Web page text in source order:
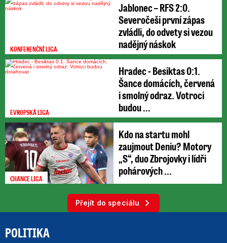
KONFERENČNÍ LIGA
Jablonec – RFS 2:0.
Severočeši první zápas
zvládli, do odvety si vezou
nadějný náskok
EVROPSKÁ LIGA
Hradec - Besiktas 0:1.
Šance domácích, červená
i smolný odraz. Votroci
budou ...
CHANCE LIGA
Kdo na startu mohl
zaujmout Deniu? Motory
„S“, duo Zbrojovky i lídři
pohárových ...
Přejít do speciálu
POLITIKA